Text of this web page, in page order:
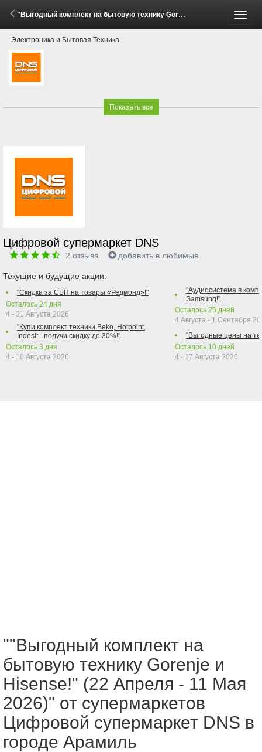
"Выгодный комплект на бытовую технику Gorenje и Hisense!" (22 Апреля - 11 Мая 2026)
Электроника и Бытовая Техника
Показать все
Цифровой супермаркет DNS
2 отзыва добавить в любимые
Текущие и будущие акции:
"Скидка за СБП на товары «Редмонд»!"
Осталось 24 дня
4 - 31 Августа 2026
"Купи комплект техники Beko, Hotpoint,
Indesit - получи скидку до 30%!"
Осталось 3 дня
4 - 10 Августа 2026
"Аудиосистема в
Samsung!"
Осталось 25 дней
4 Августа - 1 Сентября
"Выгодные цены на
Осталось 10 дней
4 - 17 Августа 2026
""Выгодный комплект на
бытовую технику Gorenje и
Hisense!" (22 Апреля - 11 Мая
2026)" от супермаркетов
Цифровой супермаркет DNS в
городе Арамиль